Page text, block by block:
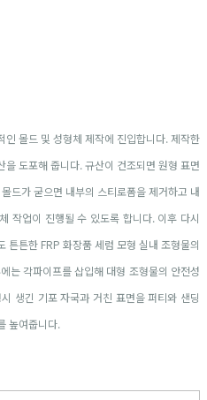
몰드 및 성형체 제작에 진입합니다. 제작한
도포해 줍니다. 규산이 건조되면 원형 표면
드가 굳으면 내부의 스티로폼을 제거하고 내
작업이 진행될 수 있도록 합니다. 이후 다시
튼튼한 FRP 화장품 세럼 모형 실내 조형물의
는 각파이프를 삽입해 대형 조형물의 안전성
생긴 기포 자국과 거친 표면을 퍼티와 샌딩
높여줍니다.